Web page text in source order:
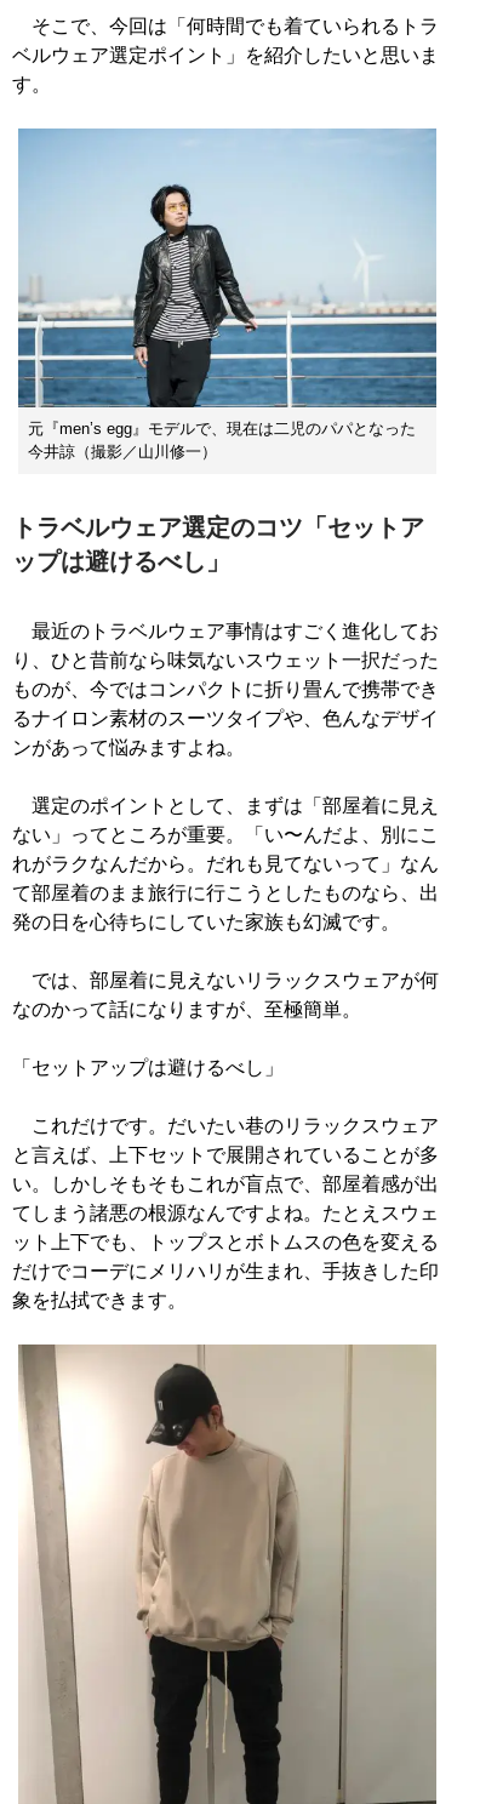
そこで、今回は「何時間でも着ていられるトラ
ベルウェア選定ポイント」を紹介したいと思いま
す。
元『men’s egg』モデルで、現在は二児のパパとなった
今井諒（撮影／山川修一）
トラベルウェア選定のコツ「セットア
ップは避けるべし」
最近のトラベルウェア事情はすごく進化してお
り、ひと昔前なら味気ないスウェット一択だった
ものが、今ではコンパクトに折り畳んで携帯でき
るナイロン素材のスーツタイプや、色んなデザイ
ンがあって悩みますよね。
選定のポイントとして、まずは「部屋着に見え
ない」ってところが重要。「い〜んだよ、別にこ
れがラクなんだから。だれも見てないって」なん
て部屋着のまま旅行に行こうとしたものなら、出
発の日を心待ちにしていた家族も幻滅です。
では、部屋着に見えないリラックスウェアが何
なのかって話になりますが、至極簡単。
「セットアップは避けるべし」
これだけです。だいたい巷のリラックスウェア
と言えば、上下セットで展開されていることが多
い。しかしそもそもこれが盲点で、部屋着感が出
てしまう諸悪の根源なんですよね。たとえスウェ
ット上下でも、トップスとボトムスの色を変える
だけでコーデにメリハリが生まれ、手抜きした印
象を払拭できます。